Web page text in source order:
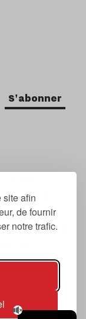
site afin
de fournir
notre trafic.
S'abonner
la
dont la
», « suivant
du
et des
liés à la